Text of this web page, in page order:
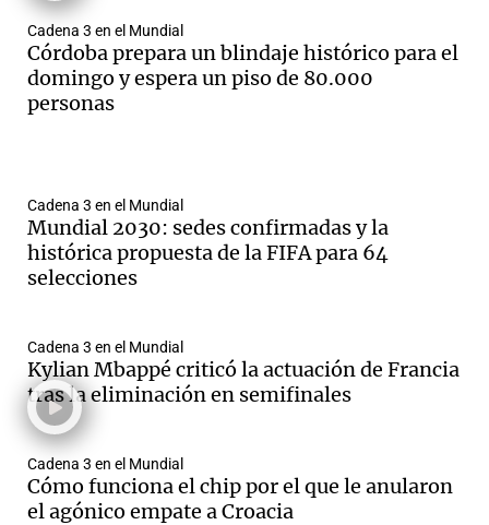
Cadena 3 en el Mundial
Córdoba prepara un blindaje histórico para el
domingo y espera un piso de 80.000
personas
Cadena 3 en el Mundial
Mundial 2030: sedes confirmadas y la
histórica propuesta de la FIFA para 64
selecciones
Cadena 3 en el Mundial
Kylian Mbappé criticó la actuación de Francia
tras la eliminación en semifinales
Cadena 3 en el Mundial
Cómo funciona el chip por el que le anularon
el agónico empate a Croacia
Mundial 2026
Cadena 3